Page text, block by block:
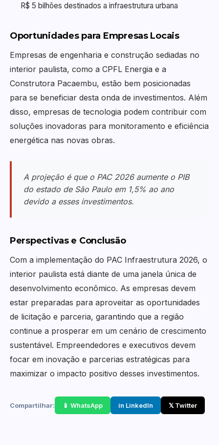
R$ 5 bilhões destinados a infraestrutura urbana
Oportunidades para Empresas Locais
Empresas de engenharia e construção sediadas no
interior paulista, como a CPFL Energia e a
Construtora Pacaembu, estão bem posicionadas
para se beneficiar desta onda de investimentos. Além
disso, empresas de tecnologia podem contribuir com
soluções inovadoras para monitoramento e eficiência
energética nas novas obras.
A projeção é que o PAC 2026 aumente o PIB
do estado de São Paulo em 1,5% ao ano
devido a esses investimentos.
Perspectivas e Conclusão
Com a implementação do PAC Infraestrutura 2026, o
interior paulista está diante de uma janela única de
desenvolvimento econômico. As empresas devem
estar preparadas para aproveitar as oportunidades
de licitação e parceria, garantindo que a região
continue a prosperar em um cenário de crescimento
sustentável. Empreendedores e executivos devem
focar em inovação e parcerias estratégicas para
maximizar o impacto positivo desses investimentos.
Compartilhar: 📱 WhatsApp in LinkedIn 𝕏 Twitter